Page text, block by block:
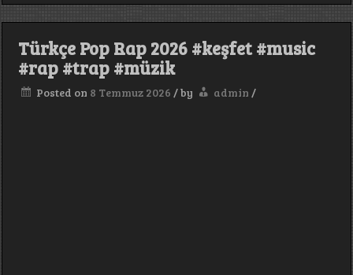
Arabesk
2026
8
Türkçe Pop Rap 2026 #keşfet #music
#rap #trap #müzik
Posted on 8 Temmuz 2026 /by admin /